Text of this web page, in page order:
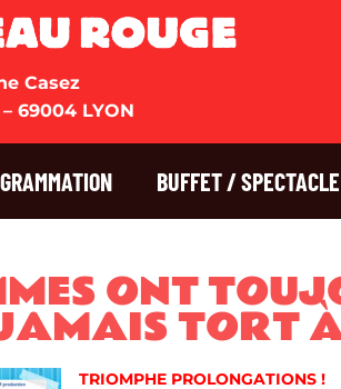
Casez
69004 LYON
BUFFET / SPECTACLE
ONT
TORT
TRIOMPHE PROLONGATIONS !